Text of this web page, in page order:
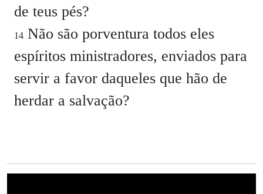
de teus pés?
14 Não são porventura todos eles
espíritos ministradores, enviados para
servir a favor daqueles que hão de
herdar a salvação?